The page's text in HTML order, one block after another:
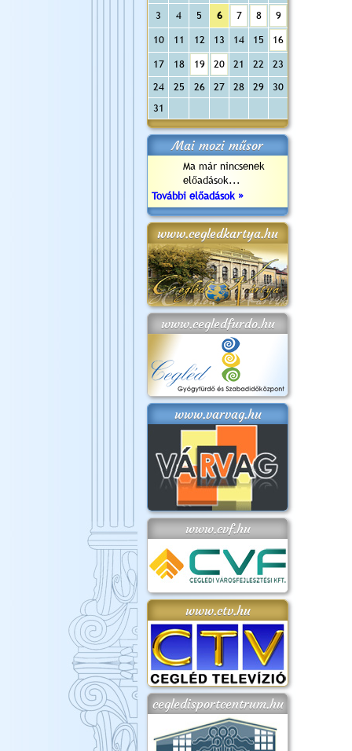
3
4 5 6 7 8 9
10 11 12 13 14 15 16
17 18 19 20 21 22
23
24
25 26 27 28 29
30
31
Mai mozi műsor
Ma már nincsenek
előadások...
További előadások »
www.cegledkartya.hu
www.cegledfurdo.hu
www.varvag.hu
www.cvf.hu
www.ctv.hu
cegledisportcentrum.hu